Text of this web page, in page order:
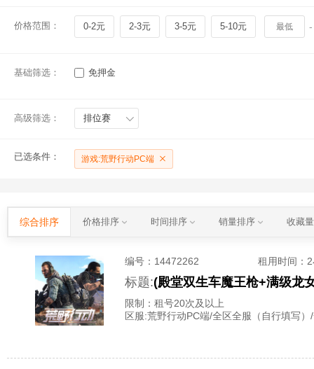
价格范围： 0-2元 2-3元 3-5元 5-10元 -
基础筛选： 免押金
高级筛选： 排位赛
已选条件： 游戏:荒野行动PC端
综合排序 价格排序 时间排序 销量排序 收藏
编号： 14472262 租用时间 ：
标题:
限制：租号20次及以上
区服:荒野行动PC端/全区全服（自行填写